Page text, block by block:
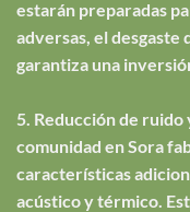
estarán preparadas
adversas, el desgaste
garantiza una
5. Reducción de
comunidad en Sora
características
acústico y térmico.